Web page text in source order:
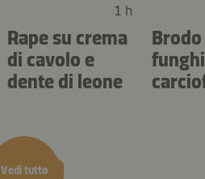
Vedi tutto
1 h
Rape su crema
di cavolo e
dente di leone